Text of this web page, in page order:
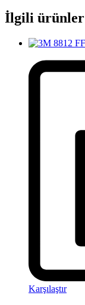
İlgili ürünler
Karşılaştır